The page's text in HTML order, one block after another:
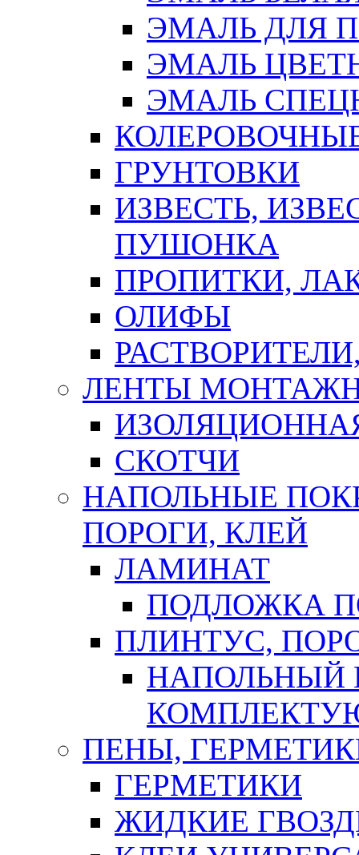
ЭМАЛЬ ДЛЯ
ЭМАЛЬ
ЭМАЛЬ
ГРУНТОВКИ
ИЗВЕСТЬ,
ПУШОНКА
ПРОПИТКИ,
ОЛИФЫ
ЛЕНТЫ
СКОТЧИ
НАПОЛЬНЫЕ
ПОРОГИ, КЛЕЙ
ЛАМИНАТ
ПОДЛОЖКА
ПЛИНТУС,
НАПОЛЬНЫЙ
ПЕНЫ,
ГЕРМЕТИКИ
ЖИДКИЕ